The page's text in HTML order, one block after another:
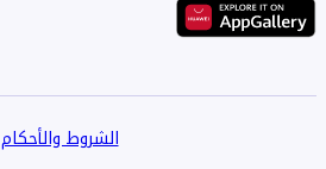
الشروط والأحكام